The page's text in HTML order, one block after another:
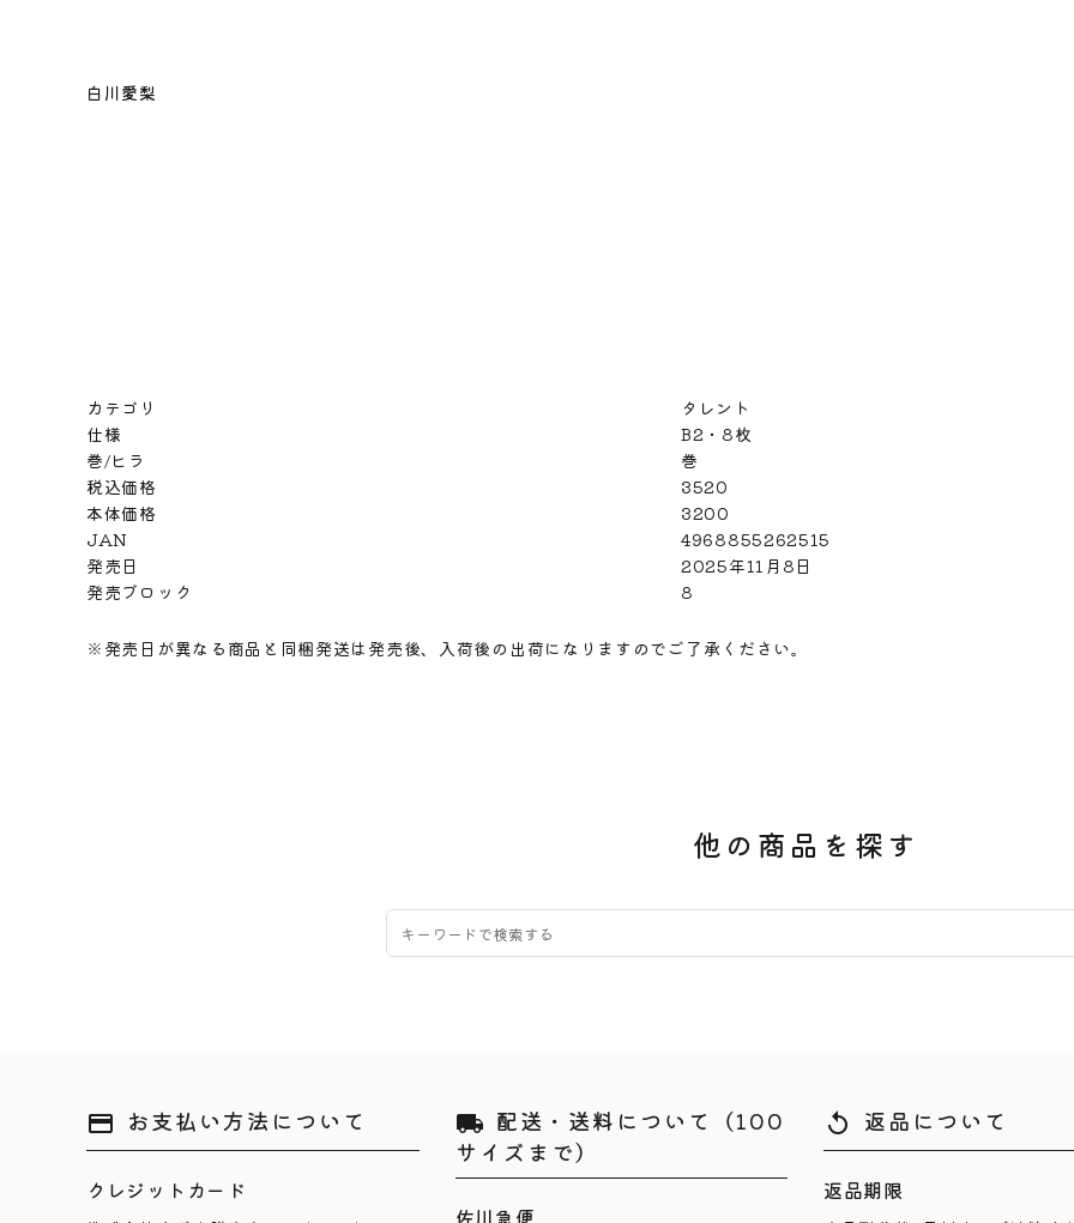
白川愛梨
カテゴリ
タレント
仕様
B2・8枚
巻/ヒラ
巻
税込価格
3520
本体価格
3200
JAN
4968855262515
発売日
2025年11月8日
発売ブロック
8
※発売日が異なる商品と同梱発送は発売後、入荷後の出荷になりますのでご了承ください。
他の商品を探す
payment お支払い方法について
クレジットカード
local_shipping 配送・送料について（100
サイズまで）
replay 返品について
返品期限